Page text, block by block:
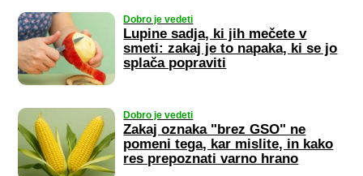
Dobro je vedeti
Lupine sadja, ki jih mečete v
smeti: zakaj je to napaka, ki se jo
splača popraviti
Dobro je vedeti
Zakaj oznaka "brez GSO" ne
pomeni tega, kar mislite, in kako
res prepoznati varno hrano